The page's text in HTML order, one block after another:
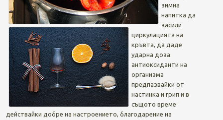
зимна
напитка да
засили
циркулацията на
кръвта, да даде
ударна доза
антиоксиданти на
организма
предпазвайки от
настинка и грип и в
същото време
действайки добре на настроението, благодарение на